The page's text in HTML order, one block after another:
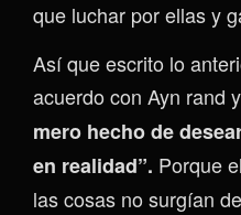
que luchar por ellas y
Así que escrito lo
acuerdo con Ayn rand
mero hecho de
en realidad”. Porque
las cosas no surgían